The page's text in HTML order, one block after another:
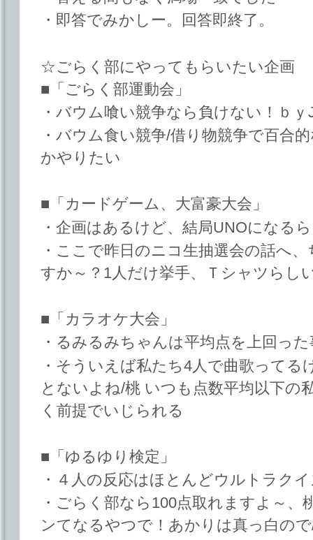
・即答でみかしー。回答即終了。
☆ごらく部にやってもらいたい企画
■「ごらく部運動会」
・バウム喰い競争なら負けない！ｂｙ
・バウム食い競争/借り物競争で百合
かやりたい
■「カードゲーム、大富豪大会」
・企画はあるけど、結局UNOになる
・ここで昨日のニコ生抽選会の話へ
すか～？1人だけ挙手、Ｔシャツらし
■「カラオケ大会」
・るみるみちゃんは平均点を上回っ
・そういえば私たち4人で曲歌って
とないよね/桃 いつも点数平均以下の
く前提でいじられる
■「ゆるゆり検定」
・４人の反応はほとんどウルトラク
・ごらく部なら100点取れますよ～、
ンてなるやつで！あかりは真っ白の